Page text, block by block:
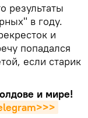
результаты
в году.
и
попадался
если старик
и мире!